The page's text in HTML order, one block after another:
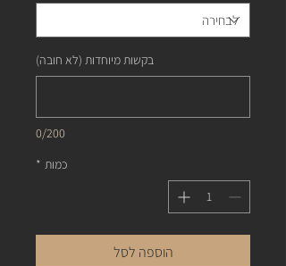
בקשות מיוחדות (לא חובה)
0/200
כמות *
הוספה לסל